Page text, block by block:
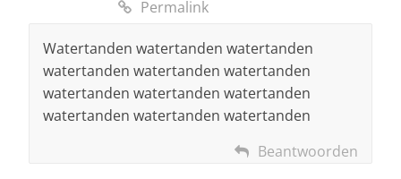
Permalink
Watertanden watertanden watertanden
watertanden watertanden watertanden
watertanden watertanden watertanden
watertanden watertanden watertanden
Beantwoorden